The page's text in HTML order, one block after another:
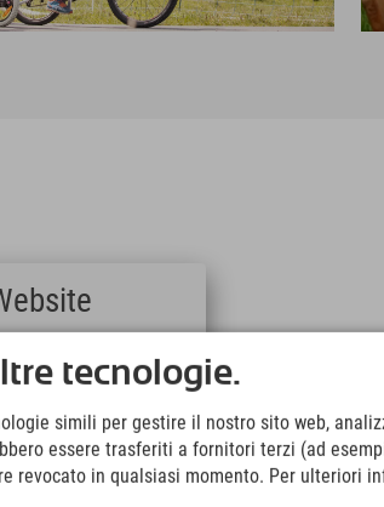
tecnologie.
simili per gestire il nostro sito web,
essere trasferiti a fornitori terzi (ad
revocato in qualsiasi momento. Per ulteriori
Deutsch